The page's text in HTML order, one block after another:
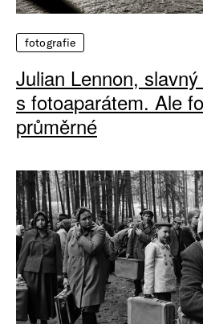
fotografie
Julian Lennon,
s fotoaparátem. Ale
průměrné